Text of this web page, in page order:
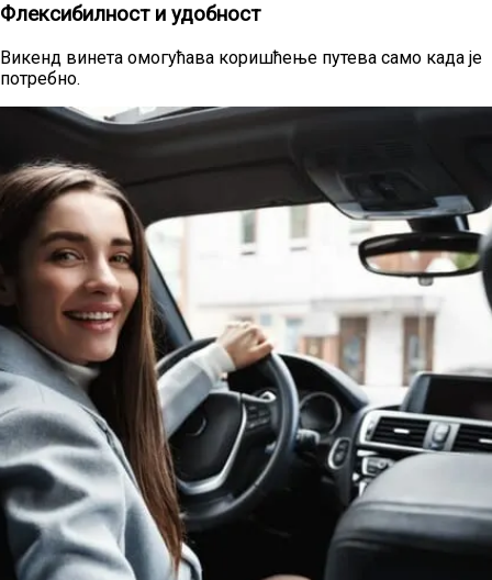
Флексибилност и удобност
Викенд винета омогућава коришћење путева само када је
потребно.